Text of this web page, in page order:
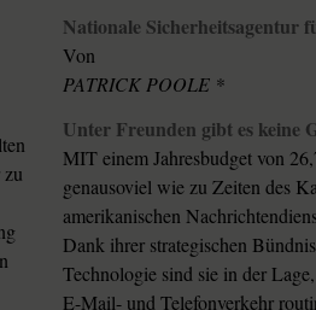
Von
PATRICK POOLE *
Unter Freunden gibt es keine
MIT einem Jahresbudget von
genausoviel wie zu Zeiten des
amerikanischen
Dank ihrer strategischen
Technologie sind sie in der
E-Mail- und Telefonverkehr